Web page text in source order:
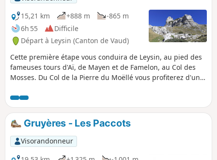
15,21 km
+888 m
-865 m
6h 55
Difficile
Départ à Leysin (Canton de Vaud)
Cette première étape vous conduira de Leysin, au pied des
fameuses tours d'Aï, de Mayen et de Famelon, au Col des
Mosses. Du Col de la Pierre du Moëllé vous profiterez d'une
nombreux points panoramiques sur le Massif des
Diablerets, le Chablais, les Dents du Midi et le Massif du
Mont Blanc.
Gruyères - Les Paccots
Visorandonneur